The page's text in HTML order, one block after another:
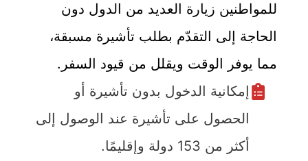
للمواطنين زيارة العديد من الدول دون
الحاجة إلى التقدّم بطلب تأشيرة مسبقة،
مما يوفر الوقت ويقلل من قيود السفر.
إمكانية الدخول بدون تأشيرة أو
الحصول على تأشيرة عند الوصول إلى
أكثر من 153 دولة وإقليمًا.